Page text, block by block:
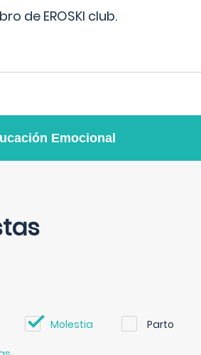
de EROSKI club.
Emocional
Molestia Parto